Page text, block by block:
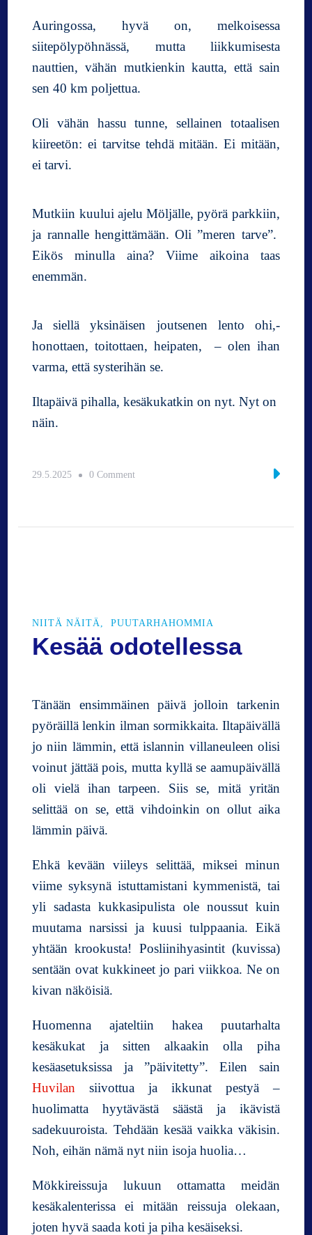
Auringossa, hyvä on, melkoisessa
siitepölypöhnässä, mutta liikkumisesta
nauttien, vähän mutkienkin kautta, että sain
sen 40 km poljettua.
Oli vähän hassu tunne, sellainen totaalisen
kiireetön: ei tarvitse tehdä mitään. Ei mitään,
ei tarvi.
Mutkiin kuului ajelu Möljälle, pyörä parkkiin,
ja rannalle hengittämään. Oli ”meren tarve”.
Eikös minulla aina? Viime aikoina taas
enemmän.
Ja siellä yksinäisen joutsenen lento ohi,-
honottaen, toitottaen, heipaten, – olen ihan
varma, että systerihän se.
Iltapäivä pihalla, kesäkukatkin on nyt. Nyt on
näin.
29.5.2025 0 Commento
o
m
e
n
a
s
s
a
NIITÄ NÄITÄ PUUTARHAHOMMIA
Kesää odotellessa
Tänään ensimmäinen päivä jolloin tarkenin
pyöräillä lenkin ilman sormikkaita. Iltapäivällä
jo niin lämmin, että islannin villaneuleen olisi
voinut jättää pois, mutta kyllä se aamupäivällä
oli vielä ihan tarpeen. Siis se, mitä yritän
selittää on se, että vihdoinkin on ollut aika
lämmin päivä.
Ehkä kevään viileys selittää, miksei minun
viime syksynä istuttamistani kymmenistä, tai
yli sadasta kukkasipulista ole noussut kuin
muutama narsissi ja kuusi tulppaania. Eikä
yhtään krookusta! Posliinihyasintit (kuvissa)
sentään ovat kukkineet jo pari viikkoa. Ne on
kivan näköisiä.
Huomenna ajateltiin hakea puutarhalta
kesäkukat ja sitten alkaakin olla piha
kesäasetuksissa ja ”päivitetty”. Eilen sain
Huvilan siivottua ja ikkunat pestyä –
huolimatta hyytävästä säästä ja ikävistä
sadekuuroista. Tehdään kesää vaikka väkisin.
Noh, eihän nämä nyt niin isoja huolia…
Mökkireissuja lukuun ottamatta meidän
kesäkalenterissa ei mitään reissuja olekaan,
joten hyvä saada koti ja piha kesäiseksi.